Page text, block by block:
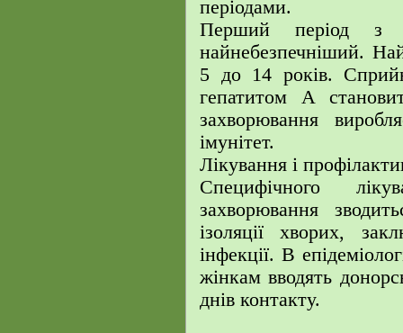
періодами.
Перший період з
найнебезпечніший.
5 до 14 років.
гепатитом А
захворювання
імунітет.
Лікування і
Специфічного
захворювання
ізоляції хворих,
інфекції. В
жінкам вводять
днів контакту.